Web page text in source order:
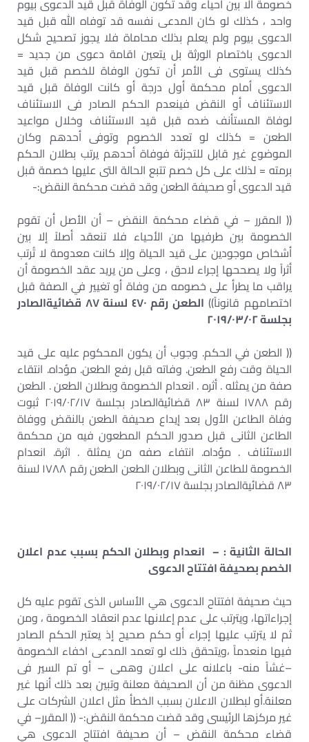
خصومة الا بين أحياء وقد تكون الوفاة قبل قيد الدعوى بيوم
واحد ، كذلك لو كان المدعى نفسه قد توفاه الله قبل قيد
الدعوى بيوم ولم يعلم بذلك محاماة فلا يجوز تصحيح شكل
الدعوى باختصام الورثة بل يتعين اقامة دعوى من جديد =
كذلك يستوى فى الأمر أن تكون الوفاة للخصم قبل قيد
الدعوى أمام محكمة أول درجة أو كانت الوفاة قبل قيد
الاستئناف أو النقض فينعدم الحكم الصادر فى الاستئناف
لوفاة المستأنف ضده قبل قيد الاستئناف وخلال مواعيد
الطعن = كذلك لو تعدد الخصوم وتوفى أحدهم وكان
الموضوع غير قابل للتجزئة فوفاة أحدهم يرتب بطلان الحكم
برمته = لذلك على كل خصم تتبع الحالة التى عليها خصمة قبل
قيد الدعوى أو صحيفة الطعن وقد قضت محكمة النقض:-
(( المقرر – في قضاء محكمة النقض – أن الأصل أن تقوم
الخصومة بين طرفيها من الأحياء فلا تنعقد أصلاً إلا بين
أشخاص موجودين على قيد الحياة وإلا كانت معدومة لا تُرتب
أثراً ولا يصححها إجراء لاحق ، وعلى من يريد عقد الخصومة أن
يراقب ما يطرأ على خصومه من وفاة أو تغيير في الصفة قبل
اختصامهم قانوناً))
الطعن رقم ٤٧٠ لسنة ٨٧ قضائيةالصادر
بجلسة ٢٠١٩/٠٣/٠٢
(( الطعن في الحكم. وجوب أن يكون المحكوم عليه على قيد
الحياة وقت رفع الطعن. وفاته قبل رفع الطعن. مؤداه. انتقاء
صفة من يمثله . أثره . انعدام الخصومة وبطلان الطعن . الطعن
رقم ١٧٨٨ لسنة ٨٣ قضائيةالصادر بجلسة ٢٠١٩/٠٢/١٧ ثبوت
وفاة الطاعن الأول بعد إيداع صحيفة الطعن بالنقض ووفاة
الطاعن الثانى قبل صدور الحكم المطعون فيه من محكمة
الاستئناف . مؤداه. انتفاء صفه من يمثلة . اثرة. انعدام
الخصومة للطاعن الثانى وبطلان الطعن الطعن رقم ١٧٨٨ لسنة
٨٣ قضائيةالصادر بجلسة ٢٠١٩/٠٢/١٧
الحالة الثانية : – انعدام وبطلان الحكم بسبب عدم اعلان
الخصم بصحيفة افتتاح الدعوى
حيث صحيفة افتتاح الدعوى هي الأساس الذى تقوم عليه كل
إجراءاتها، ويترتب على عدم إعلانها عدم انعقاد الخصومة ، ومن
ثم لا يترتب عليها إجراء أو حكم صحيح إذ يعتبر الحكم الصادر
فيها منعدماً ،ويتحقق ذلك لو تعمد المدعى اخفاء الخصومة
–غشاً منه- باعلانه على اعلان وهمى – أو تم السير فى
الدعوى مظنة من أن الصحيفة معلنة وتبين بعد ذلك أنها غير
معلنة.أو لبطلان الاعلان بسبب الخطأ مثل اعلان الشركات على
غير مركزها الرئيسى وقد قضت محكمة النقض:- (( المقرر– في
قضاء محكمة النقض – أن صحيفة افتتاح الدعوى هي